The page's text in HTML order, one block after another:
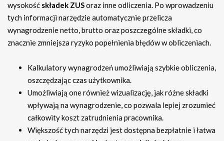
wysokość składek ZUSoraz inne odliczenia. Po wprowadzeniu
tych informacji narzędzie automatycznie przelicza
wynagrodzenie netto, brutto oraz poszczególne składki, co
znacznie zmniejsza ryzyko popełnienia błędów w obliczeniach.
Kalkulatory wynagrodzeń umożliwiają szybkie obliczenia,
oszczędzając czas użytkownika.
Umożliwiają one również wizualizację, jak różne składki
wpływają na wynagrodzenie, co pozwala lepiej zrozumieć
całkowity koszt zatrudnienia pracownika.
Większość tych narzędzi jest dostępna bezpłatnie i łatwa